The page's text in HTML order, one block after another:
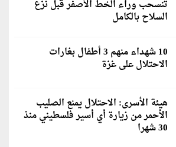
تنسحب وراء الخط الأصفر قبل نزع
السلاح بالكامل
10 شهداء منهم 3 أطفال بغارات
الاحتلال على غزة
هيئة الأسرى: الاحتلال يمنع الصليب
الأحمر من زيارة أي أسير فلسطيني منذ
30 شهرا